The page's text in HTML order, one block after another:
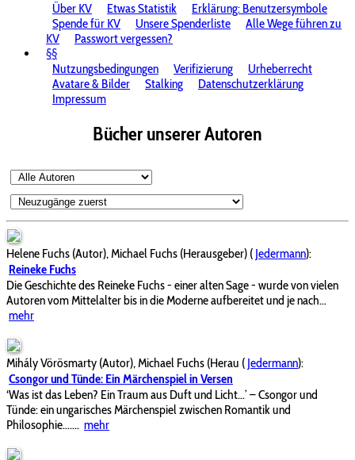
Über KV
Etwas Statistik
Erklärung: Benutzersymbole
Spende für KV
Unsere Spenderliste
Alle Wege führen zu
KV
Passwort vergessen?
§§
Nutzungsbedingungen
Verifizierung
Urheberrecht
Avatare & Bilder
Stalking
Datenschutzerklärung
Impressum
Bücher unserer Autoren
Helene Fuchs (Autor), Michael Fuchs (Herausgeber) ( Jedermann):
Reineke Fuchs
Die Geschichte des Reineke Fuchs - einer alten Sage - wurde von vielen
Autoren vom Mittelalter bis in die Moderne aufbereitet und je nach...
mehr
Mihály Vörösmarty (Autor), Michael Fuchs (Herau ( Jedermann):
Csongor und Tünde: Ein Märchenspiel in Versen
‘Was ist das Leben? Ein Traum aus Duft und Licht…’ – Csongor und
Tünde: ein ungarisches Märchenspiel zwischen Romantik und
Philosophie....... mehr